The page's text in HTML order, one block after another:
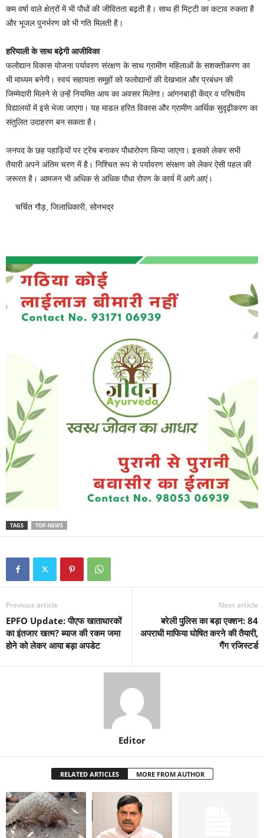
कम वर्षा वाले क्षेत्रों में भी पौधों की जीवितता बढ़ती है। साथ ही मिट्टी का कटाव रुकता है
और भूजल पुनर्भरण को भी गति मिलती है।
हरियाली के साथ बढ़ेगी आजीविका
फलोद्यान विकास योजना पर्यावरण संरक्षण के साथ ग्रामीण महिलाओं के सशक्तीकरण का
भी माध्यम बनेगी। स्वयं सहायता समूहों को फलोद्यानों की देखभाल और प्रबंधन की
जिम्मेदारी मिलने से उन्हें नियमित आय का अवसर मिलेगा। आंगनबाड़ी केंद्र व परिषदीय
विद्यालयों में इसे भेजा जाएगा। यह माडल हरित विकास और ग्रामीण आर्थिक सुदृढ़ीकरण का
संतुलित उदाहरण बन सकता है।
जनपद के छह पहाड़ियों पर ट्रेंच बनाकर पौधारोपण किया जाएगा। इसको लेकर सभी
तैयारी अपने अंतिम चरण में है। निश्चित रूप से पर्यावरण संरक्षण को लेकर ऐसी पहल की
जरूरत है। आमजन भी अधिक से अधिक पौधा रोपण के कार्य में आगे आएं।
चर्चित गौड़, जिलाधिकारी, सोनभद्र
TAGS TOP-NEWS
Previous article
EPFO Update: पीएफ खाताधारकों
का इंतजार खत्म? ब्याज की रकम जमा
होने को लेकर आया बड़ा अपडेट
Next article
बरेली पुलिस का बड़ा एक्शन: 84
अपराधी माफिया घोषित करने की तैयारी,
गैंग रजिस्टर्ड
Editor
RELATED ARTICLES MORE FROM AUTHOR